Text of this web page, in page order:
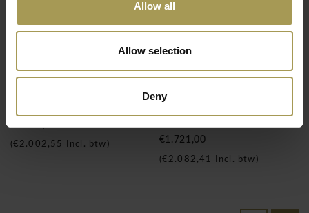
Allow all
Allow selection
Deny
S-Line kast hoog open
€1.655,00
€2.002,55 Incl. btw)
S-Line bureau van 180
en 200cm in glas
€1.721,00
€2.082,41 Incl. btw)